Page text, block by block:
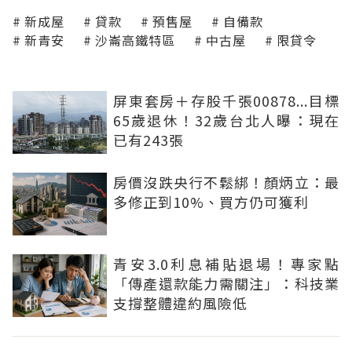
新成屋 貸款 預售屋
自備款
新青安
沙崙高鐵特區 中古屋 限貸令
屏東套房＋存股千張00878...目標
65歲退休！32歲台北人曝：現在
已有243張
房價沒跌央行不鬆綁！顏炳立：最
多修正到10%、買方仍可獲利
青安3.0利息補貼退場！專家點
「傳產還款能力需關注」：科技業
支撐整體違約風險低